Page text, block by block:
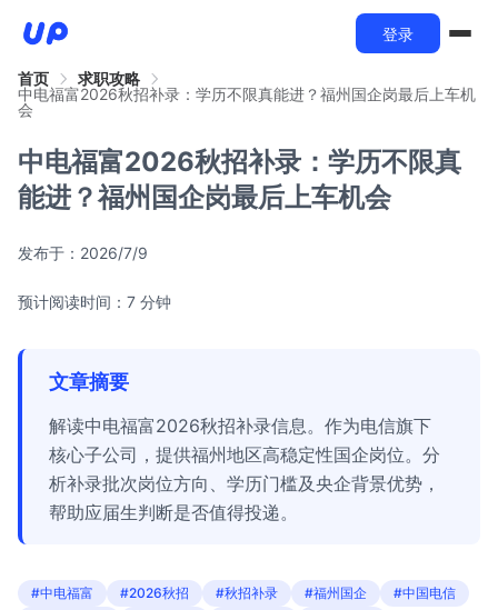
登录
首页
求职攻略
中电福富2026秋招补录：学历不限真能进？福州国企岗最后上车机
会
中电福富2026秋招补录：学历不限真
能进？福州国企岗最后上车机会
发布于： 2026/7/9
预计阅读时间：7 分钟
文章摘要
解读中电福富2026秋招补录信息。作为电信旗下
核心子公司，提供福州地区高稳定性国企岗位。分
析补录批次岗位方向、学历门槛及央企背景优势，
帮助应届生判断是否值得投递。
#中电福富 #2026秋招 #秋招补录 #福州国企
#中国电信